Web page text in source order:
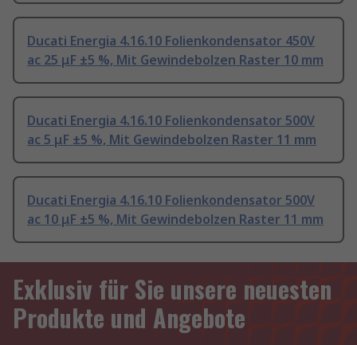
Ducati Energia 4.16.10 Folienkondensator 450V
ac 25 μF ±5 %, Mit Gewindebolzen Raster 10 mm
Ducati Energia 4.16.10 Folienkondensator 500V
ac 5 μF ±5 %, Mit Gewindebolzen Raster 11 mm
Ducati Energia 4.16.10 Folienkondensator 500V
ac 10 μF ±5 %, Mit Gewindebolzen Raster 11 mm
Exklusiv für Sie unsere neuesten
Produkte und Angebote